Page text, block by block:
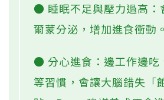
● 睡眠不足與壓力過高：
爾蒙分泌，增加進食衝動。
● 分心進食：邊工作邊吃
等習慣，會讓大腦錯失「